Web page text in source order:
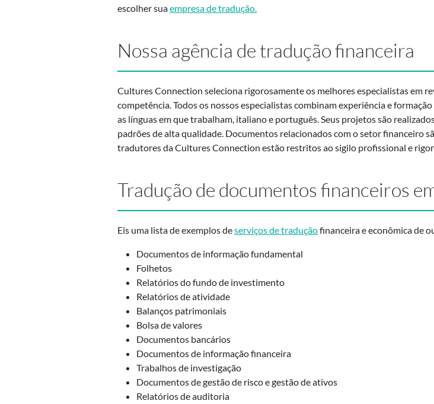
escolher suaempresa de tradução.
Nossa agência de tradução financeira
Cultures Connection seleciona rigorosamente os melhores especialistas em
competência. Todos os nossos especialistas combinam experiência e
as línguas em que trabalham, italiano e português. Seus projetos são
padrões de alta qualidade. Documentos relacionados com o setor financeiro
tradutores da Cultures Connection estão restritos ao sigilo profissional e
Tradução de documentos financeiros
Eis uma lista de exemplos deserviços de traduçãofinanceira e econômica de
Documentos de informação fundamental
Folhetos
Relatórios do fundo de investimento
Relatórios de atividade
Balanços patrimoniais
Bolsa de valores
Documentos bancários
Documentos de informação financeira
Trabalhos de investigação
Documentos de gestão de risco e gestão de ativos
Relatórios de auditoria